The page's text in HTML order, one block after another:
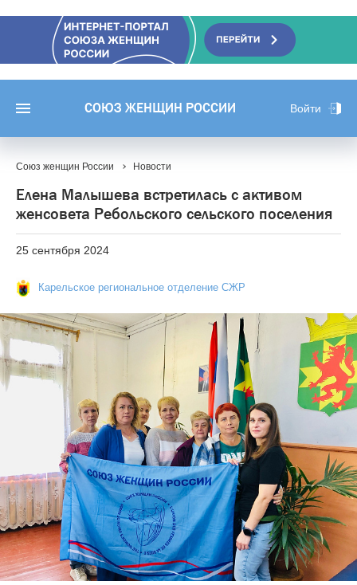
СОЮЗ ЖЕНЩИН РОССИИ Войти
Союз женщин России Новости
Елена Малышева встретилась с активом
женсовета Ребольского сельского поселения
25 сентября 2024
Карельское региональное отделение СЖР